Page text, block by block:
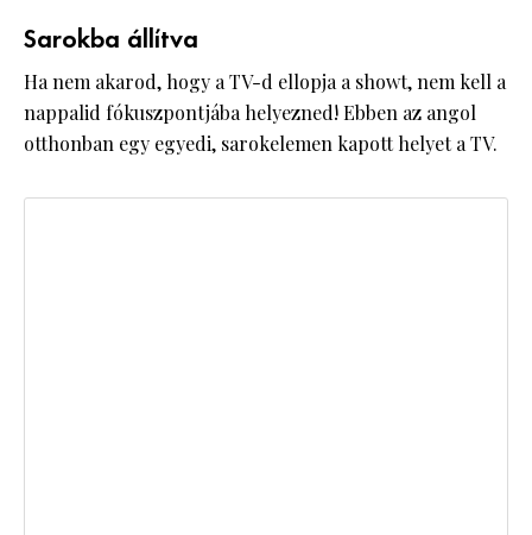
Sarokba állítva
Ha nem akarod, hogy a TV-d ellopja a showt, nem kell a
nappalid fókuszpontjába helyezned! Ebben az angol
otthonban egy egyedi, sarokelemen kapott helyet a TV.